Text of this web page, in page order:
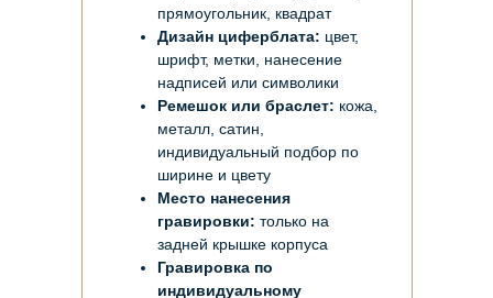
прямоугольник, квадрат
Дизайн циферблата: цвет,
шрифт, метки, нанесение
надписей или символики
Ремешок или браслет: кожа,
металл, сатин,
индивидуальный подбор по
ширине и цвету
Место нанесения
гравировки: только на
задней крышке корпуса
Гравировка по
индивидуальному